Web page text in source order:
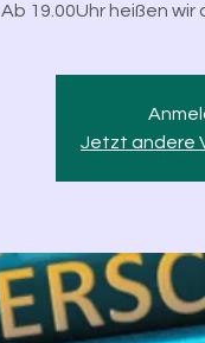
Ab 19.00Uhr heißen wir
Jetzt andere